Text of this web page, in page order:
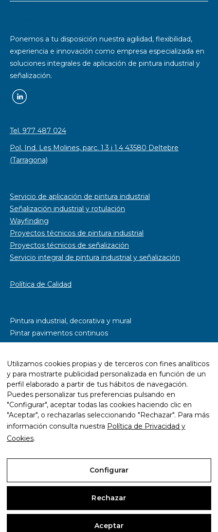
Ponemos a tu disposición nuestra agilidad, flexibilidad,
experiencia e innovación como empresa especializada en
soluciones integrales de aplicación de pintura industrial y
señalización.
Tel. 977 487 024
Pol. Ind. Les Molines, parc. 1.3 i 1.4 43580 Deltebre
(Tarragona)
Servicio de aplicación de pintura industrial
Señalización industrial y rotulación
Wayfinding
Proyectos técnicos de pintura industrial
Proyectos técnicos de señalización
Servicio integral de pintura industrial y señalización
Política de Calidad
Pintura industrial, decorativa y mural
Pintar pavimentos continuos
Pintar parkings
Pintar pistas deportivas
Señalética y rotulación
Diseño wayfinding
Trabajos con resina epoxi
Trabajos con pintura ecológica
Mantenimiento y rehabilitación de infraestructuras
Utilizamos cookies propias y de terceros con fines analíticos
y para mostrarte publicidad personalizada en función de un
perfil elaborado a partir de tus hábitos de navegación.
Puedes personalizar tus preferencias pulsando en
"Configurar", aceptar todas las cookies haciendo clic en
"Aceptar", o rechazarlas seleccionando "Rechazar". Para más
información consulta nuestra Política de Privacidad y
Cookies.
Configurar
Rechazar
Aceptar
Aviso Legal
Política de Privacidad y Cookies